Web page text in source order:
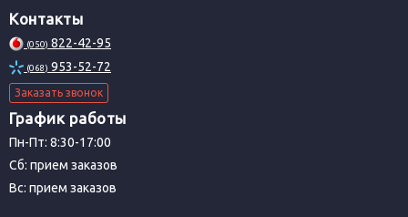
Контакты
(050) 822-42-95
(068) 953-52-72
Заказать звонок
График работы
Пн-Пт: 8:30-17:00
Сб: прием заказов
Вс: прием заказов